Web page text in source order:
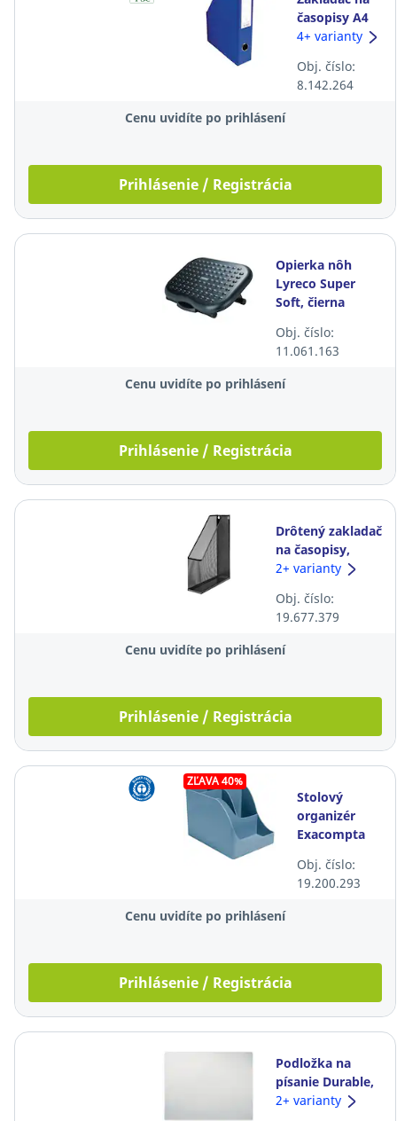
časopisy A4
Exacompta,
4+ varianty
Obj. číslo:
8.142.264
Cenu uvidíte po prihlásení
Prihlásenie / Registrácia
Opierka nôh
Lyreco Super
Soft, čierna
Obj. číslo:
11.061.163
Cenu uvidíte po prihlásení
Prihlásenie / Registrácia
Drôtený zakladač
na časopisy,
čierny
2+ varianty
Obj. číslo:
19.677.379
Cenu uvidíte po prihlásení
Prihlásenie / Registrácia
ZĽAVA 40%
Stolový
organizér
Exacompta
modrý
Obj. číslo:
19.200.293
Cenu uvidíte po prihlásení
Prihlásenie / Registrácia
Podložka na
písanie Durable,
priehľadná
2+ varianty